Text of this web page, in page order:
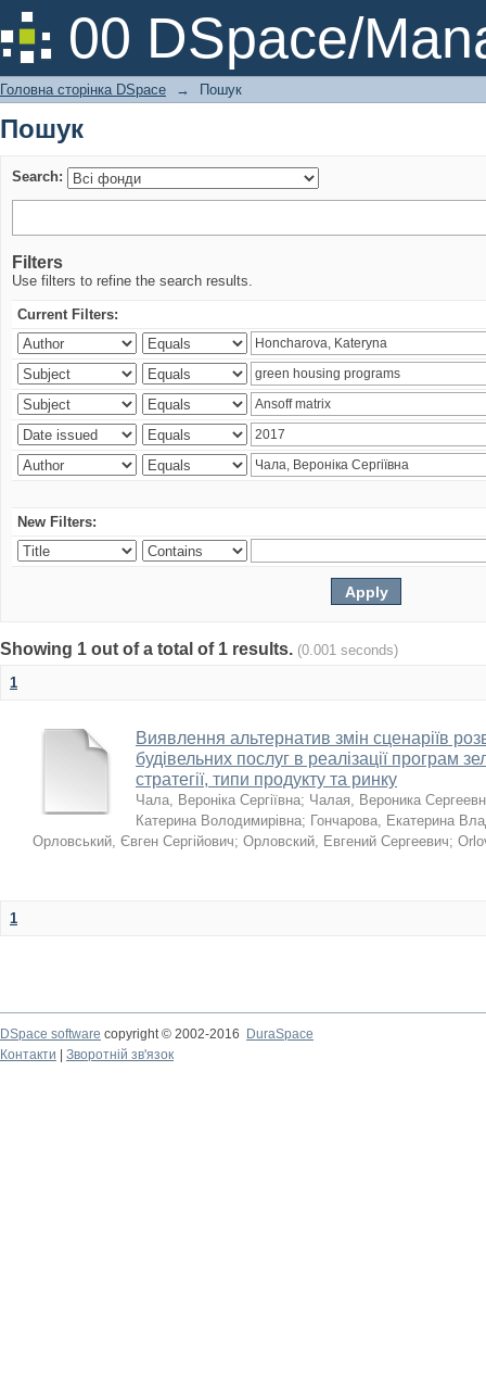
00 DSpace/
Пошук
Головна сторінка DSpace → Пошук
Пошук
Search:
Filters
Use filters to refine the search results.
Current Filters:
New Filters:
Showing 1 out of a total of 1 results. (0.001 seconds)
1
Виявлення альтернатив змін сценаріїв
будівельних послуг в реалізації програм
стратегії, типи продукту та ринку
Чала, Вероніка Сергіївна; Чалая, Вероника
Катерина Володимирівна; Гончарова, Екатерина
Орловський, Євген Сергійович; Орловский, Евгений Сергеевич;
1
DSpace software copyright © 2002-2016
DuraSpace
Контакти
Зворотній зв'язок